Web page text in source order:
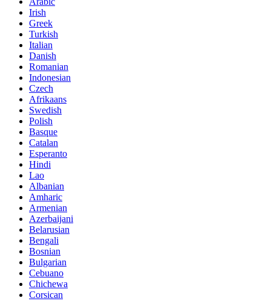
Irish
Greek
Turkish
Italian
Danish
Romanian
Indonesian
Czech
Afrikaans
Swedish
Polish
Basque
Catalan
Esperanto
Hindi
Lao
Albanian
Amharic
Armenian
Azerbaijani
Belarusian
Bengali
Bosnian
Bulgarian
Cebuano
Chichewa
Corsican